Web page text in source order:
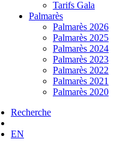
Tarifs Gala
Palmarès
Palmarès 2026
Palmarès 2025
Palmarès 2024
Palmarès 2023
Palmarès 2022
Palmarès 2021
Palmarès 2020
Recherche
EN